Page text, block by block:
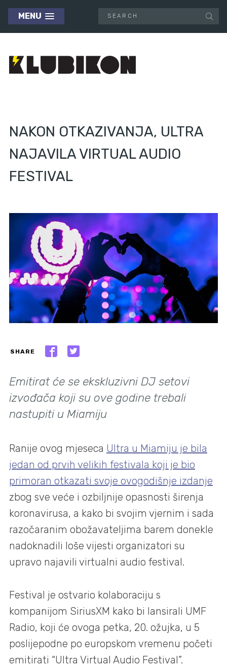
MENU
NAKON OTKAZIVANJA, ULTRA
NAJAVILA VIRTUAL AUDIO
FESTIVAL
SHARE
Emitirat će se ekskluzivni DJ setovi
izvođača koji su ove godine trebali
nastupiti u Miamiju
Ranije ovog mjeseca Ultra u Miamiju je bila
jedan od prvih velikih festivala koji je bio
primoran otkazati svoje ovogodišnje izdanje
zbog sve veće i ozbiljnije opasnosti širenja
koronavirusa, a kako bi svojim vjernim i sada
razočaranim obožavateljima barem donekle
nadoknadili loše vijesti organizatori su
upravo najavili virtualni audio festival.
Festival je ostvario kolaboraciju s
kompanijom SiriusXM kako bi lansirali UMF
Radio, koji će ovoga petka, 20. ožujka, u 5
poslijepodne po europskom vremenu početi
emitirati “Ultra Virtual Audio Festival”.